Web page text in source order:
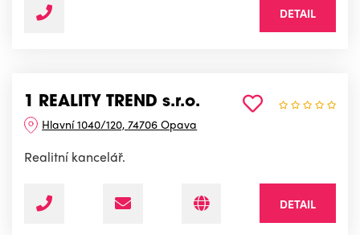
DETAIL
1 REALITY TREND s.r.o.
Hlavní 1040/120, 74706 Opava
Realitní kancelář.
DETAIL